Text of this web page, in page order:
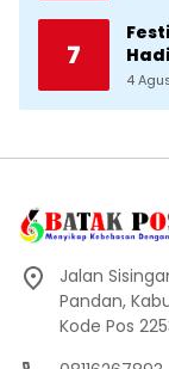
7
4
Jalan
Pandan,
Kode Pos